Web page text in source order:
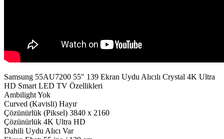
Samsung 55AU7200 55″ 139 Ekran Uydu Alıcılı Crystal 4K Ultra
HD Smart LED TV Özellikleri
Ambilight Yok
Curved (Kavisli) Hayır
Çözünürlük (Piksel) 3840 x 2160
Çözünürlük 4K Ultra HD
Dahili Uydu Alıcı Var